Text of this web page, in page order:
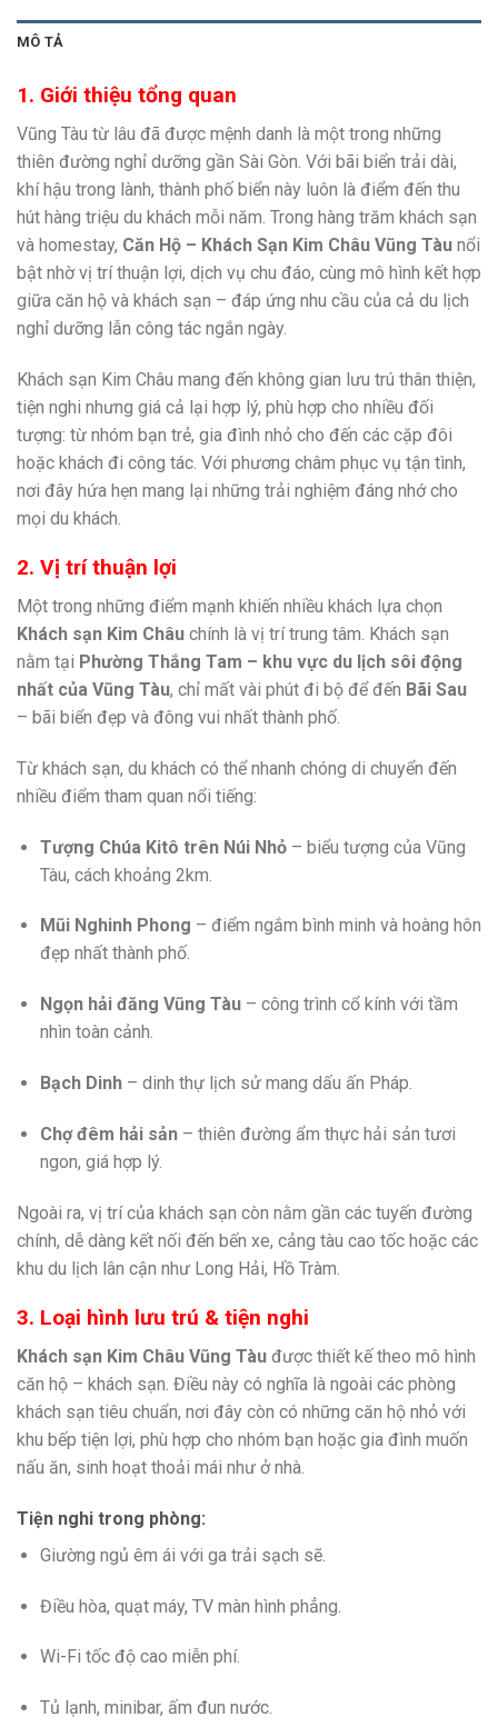
MÔ TẢ
1. Giới thiệu tổng quan
Vũng Tàu từ lâu đã được mệnh danh là một trong những
thiên đường nghỉ dưỡng gần Sài Gòn. Với bãi biển trải dài,
khí hậu trong lành, thành phố biển này luôn là điểm đến thu
hút hàng triệu du khách mỗi năm. Trong hàng trăm khách sạn
và homestay, Căn Hộ – Khách Sạn Kim Châu Vũng Tàu nổi
bật nhờ vị trí thuận lợi, dịch vụ chu đáo, cùng mô hình kết hợp
giữa căn hộ và khách sạn – đáp ứng nhu cầu của cả du lịch
nghỉ dưỡng lẫn công tác ngắn ngày.
Khách sạn Kim Châu mang đến không gian lưu trú thân thiện,
tiện nghi nhưng giá cả lại hợp lý, phù hợp cho nhiều đối
tượng: từ nhóm bạn trẻ, gia đình nhỏ cho đến các cặp đôi
hoặc khách đi công tác. Với phương châm phục vụ tận tình,
nơi đây hứa hẹn mang lại những trải nghiệm đáng nhớ cho
mọi du khách.
2. Vị trí thuận lợi
Một trong những điểm mạnh khiến nhiều khách lựa chọn
Khách sạn Kim Châu chính là vị trí trung tâm. Khách sạn
nằm tại Phường Thắng Tam – khu vực du lịch sôi động
nhất của Vũng Tàu, chỉ mất vài phút đi bộ để đến Bãi Sau
– bãi biển đẹp và đông vui nhất thành phố.
Từ khách sạn, du khách có thể nhanh chóng di chuyển đến
nhiều điểm tham quan nổi tiếng:
Tượng Chúa Kitô trên Núi Nhỏ– biểu tượng của Vũng
Tàu, cách khoảng 2km.
Mũi Nghinh Phong – điểm ngắm bình minh và hoàng hôn
đẹp nhất thành phố.
Ngọn hải đăng Vũng Tàu– công trình cổ kính với tầm
nhìn toàn cảnh.
Bạch Dinh– dinh thự lịch sử mang dấu ấn Pháp.
Chợ đêm hải sản– thiên đường ẩm thực hải sản tươi
ngon, giá hợp lý.
Ngoài ra, vị trí của khách sạn còn nằm gần các tuyến đường
chính, dễ dàng kết nối đến bến xe, cảng tàu cao tốc hoặc các
khu du lịch lân cận như Long Hải, Hồ Tràm.
3. Loại hình lưu trú & tiện nghi
Khách sạn Kim Châu Vũng Tàu được thiết kế theo mô hình
căn hộ – khách sạn. Điều này có nghĩa là ngoài các phòng
khách sạn tiêu chuẩn, nơi đây còn có những căn hộ nhỏ với
khu bếp tiện lợi, phù hợp cho nhóm bạn hoặc gia đình muốn
nấu ăn, sinh hoạt thoải mái như ở nhà.
Tiện nghi trong phòng:
Giường ngủ êm ái với ga trải sạch sẽ.
Điều hòa, quạt máy, TV màn hình phẳng.
Wi-Fi tốc độ cao miễn phí.
Tủ lạnh, minibar, ấm đun nước.